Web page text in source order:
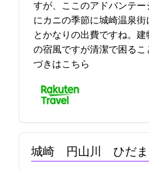
すが、ここのアドバンテ
にカニの季節に城崎温泉街
とかなりの出費ですね。
の宿風ですが清潔で困ることはあり…
づきはこちら
城崎 円山川 ひだま